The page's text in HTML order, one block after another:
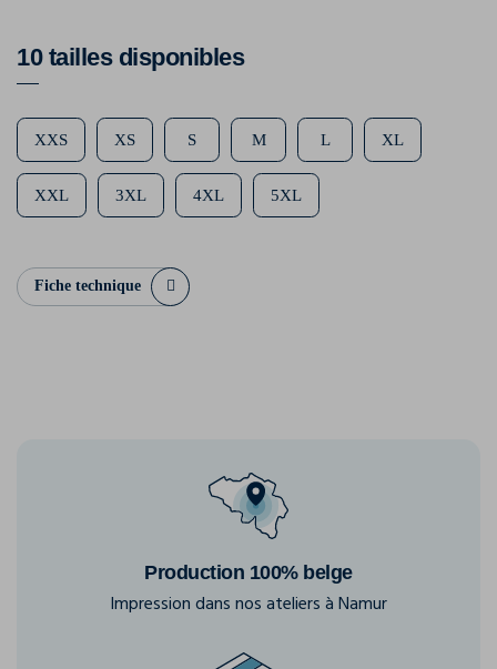
10 tailles disponibles
XXS XS S M L XL
XXL 3XL 4XL 5XL
Fiche technique
Production 100% belge
Impression dans nos ateliers à Namur